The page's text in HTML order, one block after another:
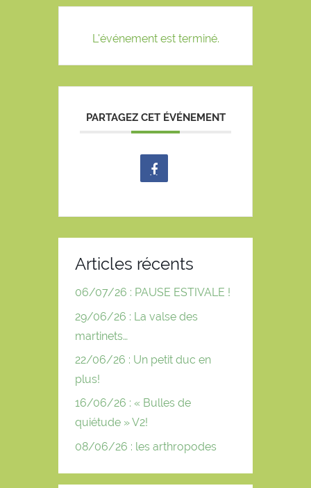
L'événement est terminé.
PARTAGEZ CET ÉVÉNEMENT
Articles récents
06/07/26 : PAUSE ESTIVALE !
29/06/26 : La valse des
martinets…
22/06/26 : Un petit duc en
plus!
16/06/26 : « Bulles de
quiétude » V2!
08/06/26 : les arthropodes